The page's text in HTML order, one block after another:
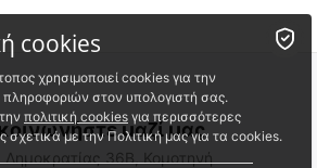
μαζί μας
Δημοκρατίας 36Β, Κομοτηνή
cookies
χρησιμοποιεί cookies για την
στον υπολογιστή σας.
πολιτική cookies για περισσότερες
σχετικά με την Πολιτική μας για τα cookies.